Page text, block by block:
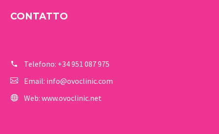
CONTATTO
Telefono: +34 951 087 975
Email: info@ovoclinic.com
Web: www.ovoclinic.net